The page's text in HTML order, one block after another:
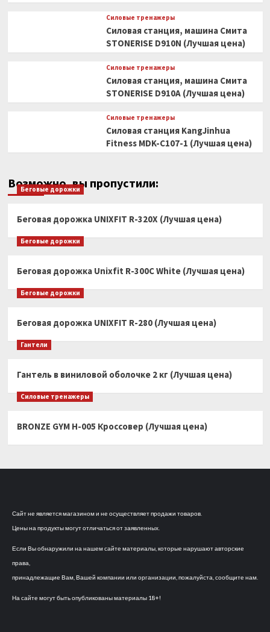
Силовые тренажеры
Силовая станция, машина Смита
STONERISE D910N (Лучшая цена)
Силовые тренажеры
Силовая станция, машина Смита
STONERISE D910A (Лучшая цена)
Силовые тренажеры
Силовая станция KangJinhua
Fitness MDK-C107-1 (Лучшая цена)
Возможно, вы пропустили:
Беговые дорожки
Беговая дорожка UNIXFIT R-320X (Лучшая цена)
Беговые дорожки
Беговая дорожка Unixfit R-300C White (Лучшая цена)
Беговые дорожки
Беговая дорожка UNIXFIT R-280 (Лучшая цена)
Гантели
Гантель в виниловой оболочке 2 кг (Лучшая цена)
Силовые тренажеры
BRONZE GYM H-005 Кроссовер (Лучшая цена)
Сайт не является магазином и не осуществляет продажи товаров.
Цены на продукты могут отличаться от заявленных.
Если Вы обнаружили на нашем сайте материалы, которые нарушают авторские
права,
принадлежащие Вам, Вашей компании или организации, пожалуйста, сообщите нам.
На сайте могут быть опубликованы материалы 18+!